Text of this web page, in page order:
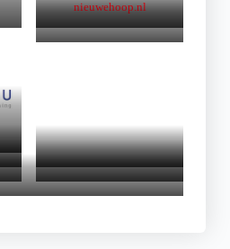
nieuwehoop.nl
alblasserdam.net
dordrecht.net